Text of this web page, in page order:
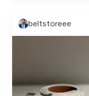
beltstoreee